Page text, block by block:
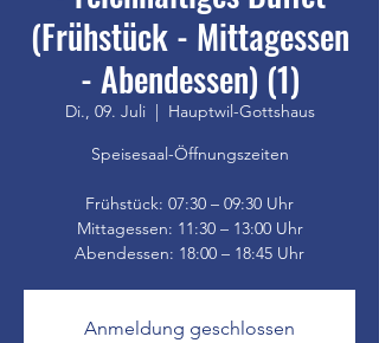
(Frühstück - Mittagessen
- Abendessen) (1)
Di., 09. Juli
  |
Hauptwil-Gottshaus
Speisesaal-Öffnungszeiten
Frühstück: 07:30 – 09:30 Uhr
Mittagessen: 11:30 – 13:00 Uhr
Anmeldung geschlossen